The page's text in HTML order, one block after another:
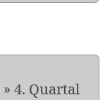
» 4. Quartal